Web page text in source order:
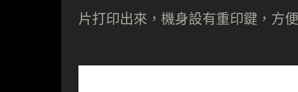
片打印出來，機身設有重印鍵，方